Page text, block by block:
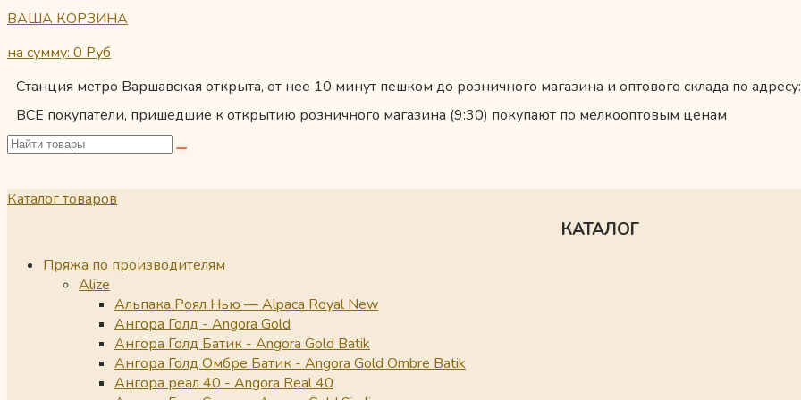
ВАША КОРЗИНА
на сумму: 0 Руб
Станция метро Варшавская открыта, от нее 10 минут пешком до розничного магазина и оптового склада по
ВСЕ покупатели, пришедшие к открытию розничного магазина (9:30) покупают по мелкооптовым ценам
Каталог товаров
КАТАЛОГ
Пряжа по производителям
Alize
Альпака Роял Нью — Alpaca Royal New
Ангора Голд - Angora Gold
Ангора Голд Батик - Angora Gold Batik
Ангора Голд Омбре Батик - Angora Gold Ombre Batik
Ангора реал 40 - Angora Real 40